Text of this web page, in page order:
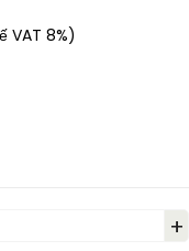
VAT 8%)
+